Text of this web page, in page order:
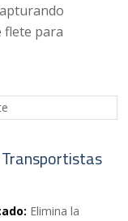
flete para
Elimina la